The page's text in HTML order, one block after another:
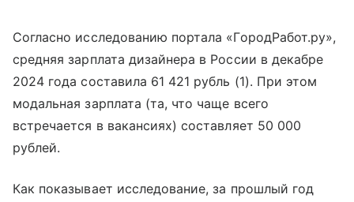
Согласно исследованию портала «ГородРабот.ру»,
средняя зарплата дизайнера в России в декабре
2024 года составила 61 421 рубль (1). При этом
модальная зарплата (та, что чаще всего
встречается в вакансиях) составляет 50 000
рублей.
Как показывает исследование, за прошлый год